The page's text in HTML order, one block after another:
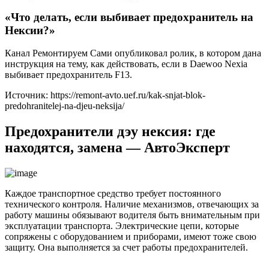
«Что делать, если выбивает предохранитель на
Нексии?»
Канал Ремонтируем Сами опубликовал ролик, в котором дана
инструкция на тему, как действовать, если в Daewoo Nexia
выбивает предохранитель F13.
Источник: https://remont-avto.uef.ru/kak-snjat-blok-
predohranitelej-na-djeu-neksija/
Предохранители дэу нексия: где
находятся, замена — АвтоЭксперт
Каждое транспортное средство требует постоянного
технического контроля. Наличие механизмов, отвечающих за
работу машины обязывают водителя быть внимательным при
эксплуатации транспорта. Электрические цепи, которые
сопряжены с оборудованием и приборами, имеют тоже свою
защиту. Она выполняется за счет работы предохранителей.